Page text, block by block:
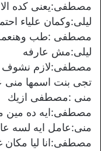
مصطفى:يعنى كده
ليلى:وكمان علياء
مصطفى :طب وهنعمل
ليلى:مش عارفه
مصطفى:لازم نشوف
تجى بنت اسمها
منى :مصطفى ازيك
مصطفى:ايه ده مين
منى:عامل ايه لسه
مصطفى:انا ليا مكان